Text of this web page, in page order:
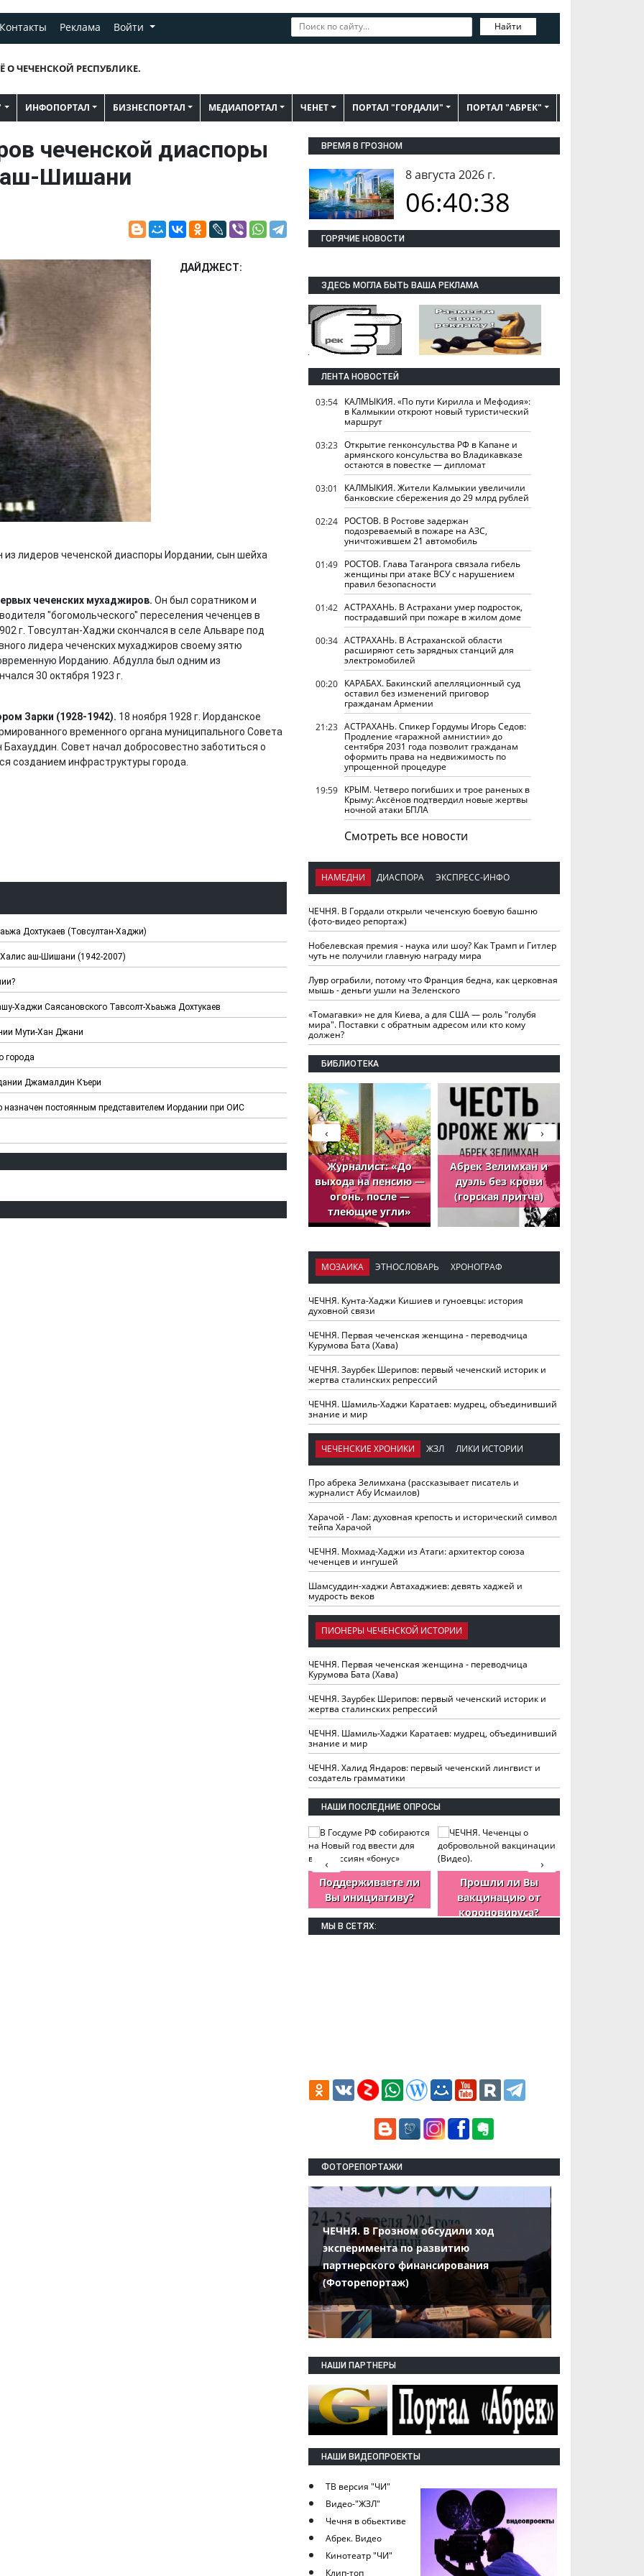
Контакты Реклама Войти Найти
О ЧЕЧЕНСКОЙ РЕСПУБЛИКЕ.
ИНФОПОРТАЛ БИЗНЕСПОРТАЛ МЕДИАПОРТАЛ ЧЕНЕТ ПОРТАЛ "ГОРДАЛИ" ПОРТАЛ "АБРЕК"
чеченской диаспоры
аш-Шишани
ДАЙДЖЕСТ:
из лидеров чеченской диаспоры Иордании, сын шейха
чеченских мухаджиров. Он был соратником и
"богомольческого" переселения чеченцев в
г. Товсултан-Хаджи скончался в селе Альваре под
лидера чеченских мухаджиров своему зятю
Иорданию. Абдулла был одним из
30 октября 1923 г.
Зарки (1928-1942). 18 ноября 1928 г. Иорданское
временного органа муниципального Совета
Совет начал добросовестно заботиться о
созданием инфраструктуры города.
Дохтукаев (Товсултан-Хаджи)
аш-Шишани (1942-2007)
Хаджи Саясановского Тавсолт-Хьаьжа Дохтукаев
Мути-Хан Джани
города
Джамалдин Къери
постоянным представителем Иордании при ОИС
ВРЕМЯ В ГРОЗНОМ
8 августа 2026 г.
06:40:39
ГОРЯЧИЕ НОВОСТИ
ЗДЕСЬ МОГЛА БЫТЬ ВАША РЕКЛАМА
ЛЕНТА НОВОСТЕЙ
03:54 КАЛМЫКИЯ. «По пути Кирилла и Мефодия»:
в Калмыкии откроют новый туристический
маршрут
03:23 Открытие генконсульства РФ в Капане и
армянского консульства во Владикавказе
остаются в повестке — дипломат
03:01
КАЛМЫКИЯ. Жители Калмыкии увеличили
банковские сбережения до 29 млрд рублей
02:24 РОСТОВ. В Ростове задержан
подозреваемый в пожаре на АЗС,
уничтожившем 21 автомобиль
01:49 РОСТОВ. Глава Таганрога связала гибель
женщины при атаке ВСУ с нарушением
правил безопасности
01:42 АСТРАХАНЬ. В Астрахани умер подросток,
пострадавший при пожаре в жилом доме
00:34 АСТРАХАНЬ. В Астраханской области
расширяют сеть зарядных станций для
электромобилей
00:20 КАРАБАХ. Бакинский апелляционный суд
оставил без изменений приговор
гражданам Армении
21:23 АСТРАХАНЬ. Спикер Гордумы Игорь Седов:
Продление «гаражной амнистии» до
сентября 2031 года позволит гражданам
оформить права на недвижимость по
упрощенной процедуре
19:59 КРЫМ. Четверо погибших и трое раненых в
Крыму: Аксёнов подтвердил новые жертвы
ночной атаки БПЛА
Смотреть все новости
НАМЕДНИ ДИАСПОРА ЭКСПРЕСС-ИНФО
ЧЕЧНЯ. В Гордали открыли чеченскую боевую башню
(фото-видео репортаж)
Нобелевская премия - наука или шоу? Как Трамп и Гитлер
чуть не получили главную награду мира
Лувр ограбили, потому что Франция бедна, как церковная
мышь - деньги ушли на Зеленского
«Томагавки» не для Киева, а для США — роль "голубя
мира". Поставки с обратным адресом или кто кому
должен?
БИБЛИОТЕКА
Журналист: «До
выхода на пенсию —
огонь, после —
тлеющие угли»
Абрек Зелимхан и
дуэль без крови
(горская притча)
›
‹
МОЗАИКА ЭТНОСЛОВАРЬ ХРОНОГРАФ
ЧЕЧНЯ. Кунта-Хаджи Кишиев и гуноевцы: история
духовной связи
ЧЕЧНЯ. Первая чеченская женщина - переводчица
Курумова Бата (Хава)
ЧЕЧНЯ. Заурбек Шерипов: первый чеченский историк и
жертва сталинских репрессий
ЧЕЧНЯ. Шамиль-Хаджи Каратаев: мудрец, объединивший
знание и мир
ЧЕЧЕНСКИЕ ХРОНИКИ ЖЗЛ ЛИКИ ИСТОРИИ
Про абрека Зелимхана (рассказывает писатель и
журналист Абу Исмаилов)
Харачой - Лам: духовная крепость и исторический символ
тейпа Харачой
ЧЕЧНЯ. Мохмад-Хаджи из Атаги: архитектор союза
чеченцев и ингушей
Шамсуддин-хаджи Автахаджиев: девять хаджей и
мудрость веков
ПИОНЕРЫ ЧЕЧЕНСКОЙ ИСТОРИИ
ЧЕЧНЯ. Первая чеченская женщина - переводчица
Курумова Бата (Хава)
ЧЕЧНЯ. Заурбек Шерипов: первый чеченский историк и
жертва сталинских репрессий
ЧЕЧНЯ. Шамиль-Хаджи Каратаев: мудрец, объединивший
знание и мир
ЧЕЧНЯ. Халид Яндаров: первый чеченский лингвист и
создатель грамматики
НАШИ ПОСЛЕДНИЕ ОПРОСЫ
Поддерживаете ли
Вы инициативу?
Прошли ли Вы
вакцинацию от
короновируса?
›
‹
МЫ В СЕТЯХ:
ФОТОРЕПОРТАЖИ
ЧЕЧНЯ. В Грозном обсудили ход
эксперимента по развитию
партнерского финансирования
(Фоторепортаж)
НАШИ ПАРТНЕРЫ
НАШИ ВИДЕОПРОЕКТЫ
ТВ версия "ЧИ"
Видео-"ЖЗЛ"
Чечня в обьективе
Абрек. Видео
Кинотеатр "ЧИ"
Клип-топ